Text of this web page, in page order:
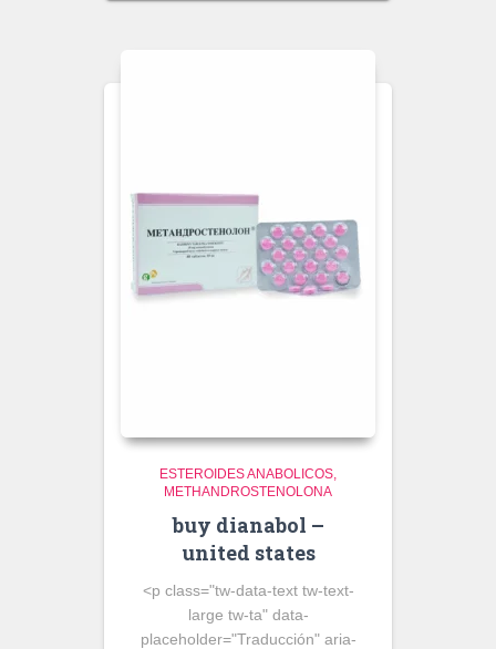
ESTEROIDES ANABOLICOS
METHANDROSTENOLONA
buy dianabol –
united states
<p class="tw-data-text tw-text-
large tw-ta" data-
placeholder="Traducción" aria-